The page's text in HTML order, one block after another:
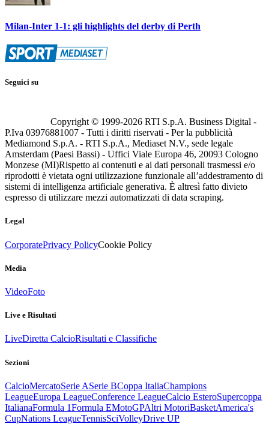
Milan-Inter 1-1: gli highlights del derby di Perth
Seguici su
Copyright © 1999-2026 RTI S.p.A. Business Digital -
P.Iva 03976881007 - Tutti i diritti riservati - Per la pubblicità
Mediamond S.p.A. - RTI S.p.A., Mediaset N.V., sede legale
Amsterdam (Paesi Bassi) - Uffici Viale Europa 46, 20093 Cologno
Monzese (MI)Rispetto ai contenuti e ai dati personali trasmessi e/o
riprodotti è vietata ogni utilizzazione funzionale all’addestramento di
sistemi di intelligenza artificiale generativa. È altresì fatto divieto
espresso di utilizzare mezzi automatizzati di data scraping.
Legal
CorporatePrivacy PolicyCookie Policy
Media
VideoFoto
Live e Risultati
LiveDiretta CalcioRisultati e Classifiche
Sezioni
CalcioMercatoSerie ASerie BCoppa ItaliaChampions
LeagueEuropa LeagueConference LeagueCalcio EsteroSupercoppa
ItalianaFormula 1Formula EMotoGPAltri MotoriBasketAmerica's
CupNations LeagueTennisSciVolleyDrive UP